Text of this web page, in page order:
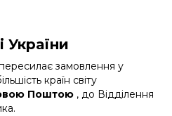
України
замовлення у
країн світу
Поштою , до Відділення